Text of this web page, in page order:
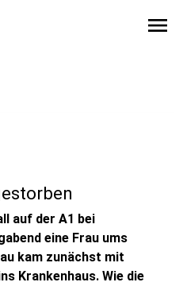
menu
auf der A1 bei
eine Frau ums
kam zunächst mit
Krankenhaus. Wie die